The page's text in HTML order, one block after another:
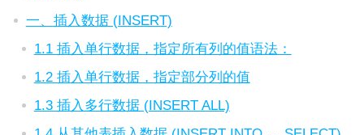
一、插入数据 (INSERT)
1.1 插入单行数据，指定所有列的值语法：
1.2 插入单行数据，指定部分列的值
1.3 插入多行数据 (INSERT ALL)